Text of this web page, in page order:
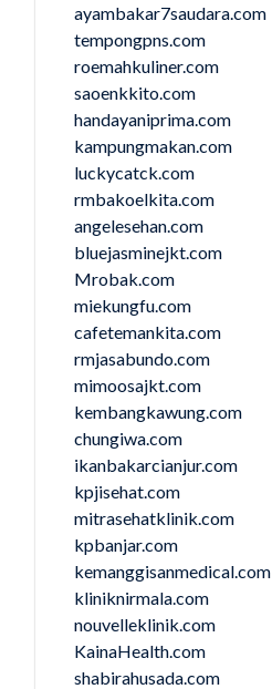
ayambakar7saudara.com
tempongpns.com
roemahkuliner.com
saoenkkito.com
handayaniprima.com
kampungmakan.com
luckycatck.com
rmbakoelkita.com
angelesehan.com
bluejasminejkt.com
Mrobak.com
miekungfu.com
cafetemankita.com
rmjasabundo.com
mimoosajkt.com
kembangkawung.com
chungiwa.com
ikanbakarcianjur.com
kpjisehat.com
mitrasehatklinik.com
kpbanjar.com
kemanggisanmedical.com
kliniknirmala.com
nouvelleklinik.com
KainaHealth.com
shabirahusada.com